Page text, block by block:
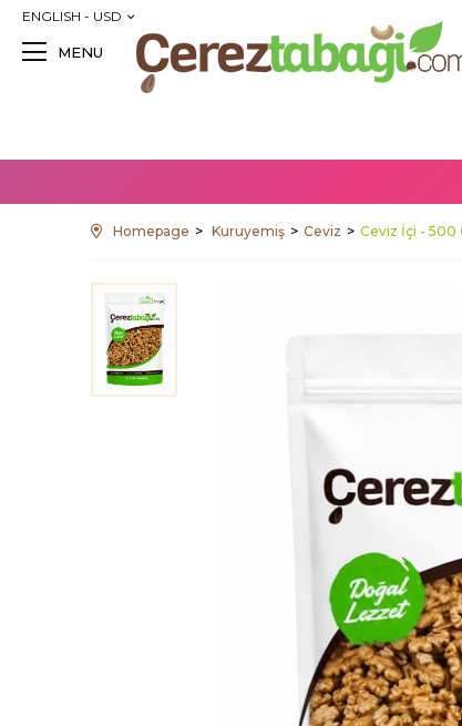
MENU
ENGLISH - USD
Homepage Kuruyemiş Ceviz Ceviz İçi - 500